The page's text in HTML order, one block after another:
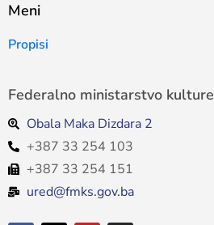
Meni
Propisi
Federalno ministarstvo
Obala Maka Dizdara 2
+387 33 254 103
+387 33 254 151
ured@fmks.gov.ba